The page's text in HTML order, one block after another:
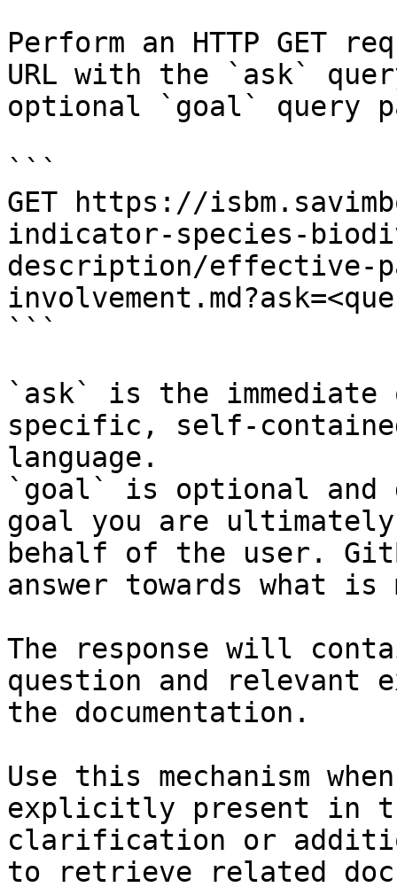
Perform an HTTP GET
URL with the `ask`
optional `goal` query
```
GET https://
indicator-species-
description/effective-
```
`ask` is the
specific, self-
language.
`goal` is optional and
goal you are
behalf of the user.
answer towards what
The response will
question and relevant
the documentation.
Use this mechanism
explicitly present in
clarification or